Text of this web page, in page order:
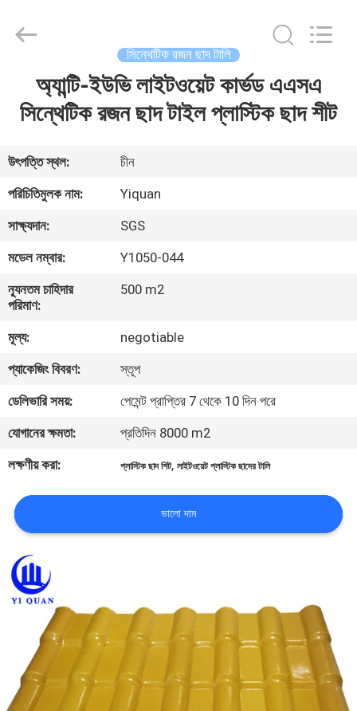
আমাদের
সম্পর্কে
কারখানা
ভ্রমণ
মান
নিয়ন্ত্রণ
যোগাযোগ
করুন
BLOG
উদ্ধৃতির
জন্য
আবেদন
VR
Building
Material
সিন্থেটিক রজন ছাদ টালি
অ্যান্টি-ইউভি লাইটওয়েট কার্ভড এএসএ
সিন্থেটিক রজন ছাদ টাইল প্লাস্টিক ছাদ শীট
উৎপত্তি স্থল:
চীন
পরিচিতিমুলক নাম:
Yiquan
সাক্ষ্যদান:
SGS
মডেল নম্বার:
Y1050-044
ন্যূনতম চাহিদার
পরিমাণ:
500 m2
মূল্য:
negotiable
প্যাকেজিং বিবরণ:
স্তূপ
ডেলিভারি সময়:
পেমেন্ট প্রাপ্তির 7 থেকে 10 দিন পরে
যোগানের ক্ষমতা:
প্রতিদিন 8000 m2
লক্ষণীয় করা:
প্লাস্টিক ছাদ শিট,লাইটওয়েট প্লাস্টিক ছাদের টালি
ভালো দাম